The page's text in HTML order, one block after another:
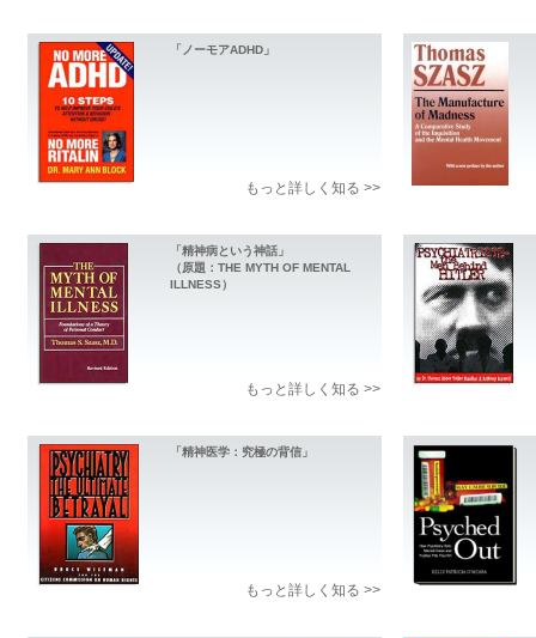
「ノーモアADHD」
もっと詳しく知る >>
「精神病という神話」
（原題：THE MYTH OF MENTAL
ILLNESS）
もっと詳しく知る >>
「精神医学：究極の背信」
もっと詳しく知る >>